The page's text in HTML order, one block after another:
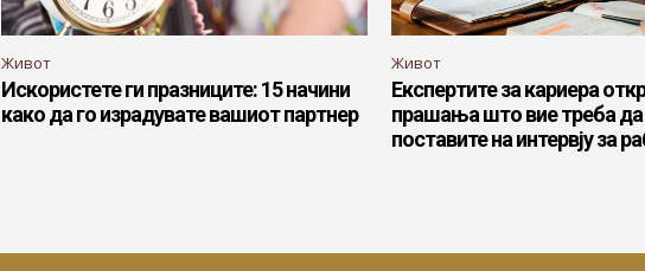
Живот
Искористете ги празниците: 15 начини
како да го израдувате вашиот партнер
Живот
Експертите за кариера
прашања што вие треба да
поставите на интервју за